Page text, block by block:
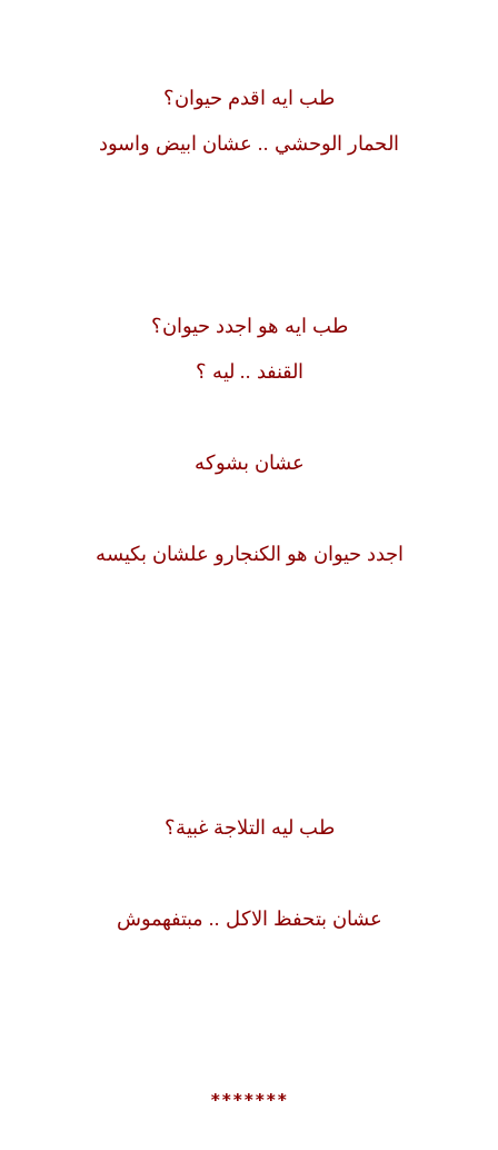
طب ايه اقدم حيوان؟
الحمار الوحشي .. عشان ابيض واسود
طب ايه هو اجدد حيوان؟
القنفد .. ليه ؟
عشان بشوكه
اجدد حيوان هو الكنجارو علشان بكيسه
طب ليه التلاجة غبية؟
عشان بتحفظ الاكل .. مبتفهموش
*******